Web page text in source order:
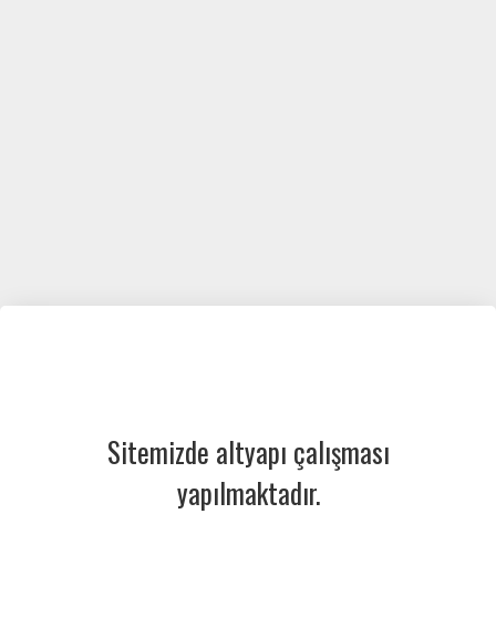
Sitemizde altyapı çalışması
yapılmaktadır.